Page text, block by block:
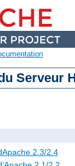
Serveur
2.3/2.4